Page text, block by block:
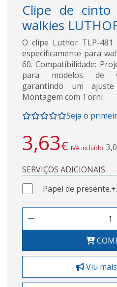
Clipe de cinto
walkies
O clipe Luthor TLP-
especificamente para
60. Compatibilidade:
para modelos de
garantindo um
Montagem com Torni
Seja o
3,63€ IVA incluído
SERVIÇOS ADICIONAIS
Papel de presente.
Viu